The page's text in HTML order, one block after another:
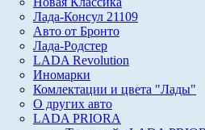
Лада-Консул 21109
Авто от Бронто
Лада-Родстер
LADA Revolution
Иномарки
Комлектации и цвета "Лады"
О других авто
LADA PRIORA